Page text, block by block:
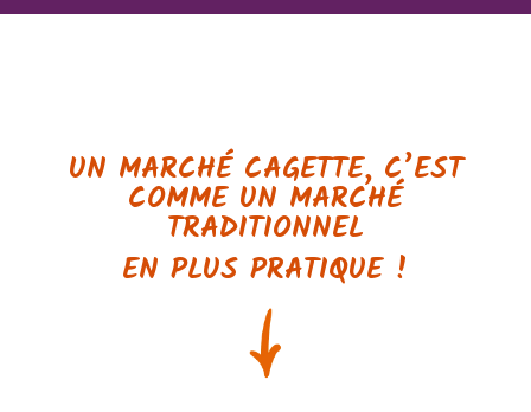
UN MARCHÉ CAGETTE, C’EST
COMME UN MARCHÉ
TRADITIONNEL
EN PLUS PRATIQUE !